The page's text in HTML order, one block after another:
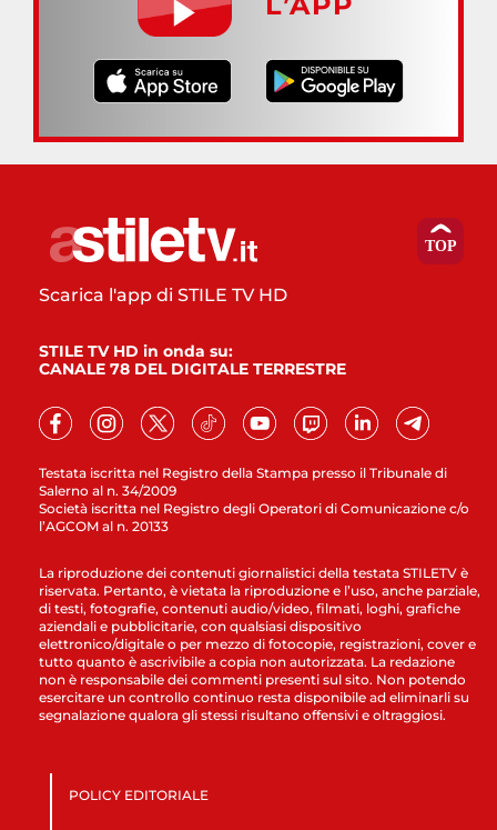
Testata iscritta nel Registro della Stampa presso il Tribunale di
Salerno al n. 34/2009
Società iscritta nel Registro degli Operatori di Comunicazione c/o
l’AGCOM al n. 20133
Scarica l'app di STILE TV HD
STILE TV HD in onda su:
CANALE 78 DEL DIGITALE TERRESTRE
La riproduzione dei contenuti giornalistici della testata STILETV è
riservata. Pertanto, è vietata la riproduzione e l’uso, anche parziale,
di testi, fotografie, contenuti audio/video, filmati, loghi, grafiche
aziendali e pubblicitarie, con qualsiasi dispositivo
elettronico/digitale o per mezzo di fotocopie, registrazioni, cover e
tutto quanto è ascrivibile a copia non autorizzata. La redazione
non è responsabile dei commenti presenti sul sito. Non potendo
esercitare un controllo continuo resta disponibile ad eliminarli su
segnalazione qualora gli stessi risultano offensivi e oltraggiosi.
POLICY EDITORIALE